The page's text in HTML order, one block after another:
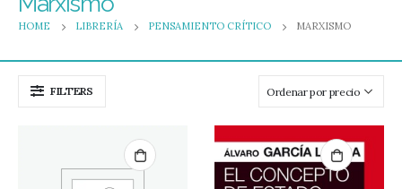
HOME LIBRERÍA PENSAMIENTO CRÍTICO MARXISMO
FILTERS